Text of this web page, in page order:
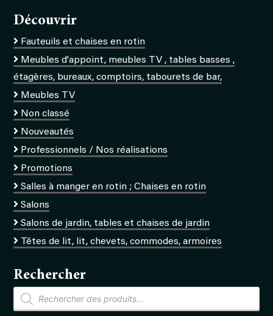
Découvrir
Fauteuils et chaises en rotin
Meubles d'appoint, meubles TV , tables basses ,
étagères, bureaux, comptoirs, tabourets de bar,
Meubles TV
Non classé
Nouveautés
Professionnels / Nos réalisations
Promotions
Salles à manger en rotin ; Chaises en rotin
Salons
Salons de jardin, tables et chaises de jardin
Têtes de lit, lit, chevets, commodes, armoires
Rechercher
Recherche
de
produits